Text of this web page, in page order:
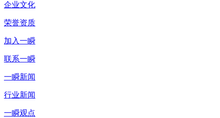
企业文化
荣誉资质
加入一瞬
联系一瞬
一瞬新闻
行业新闻
一瞬观点